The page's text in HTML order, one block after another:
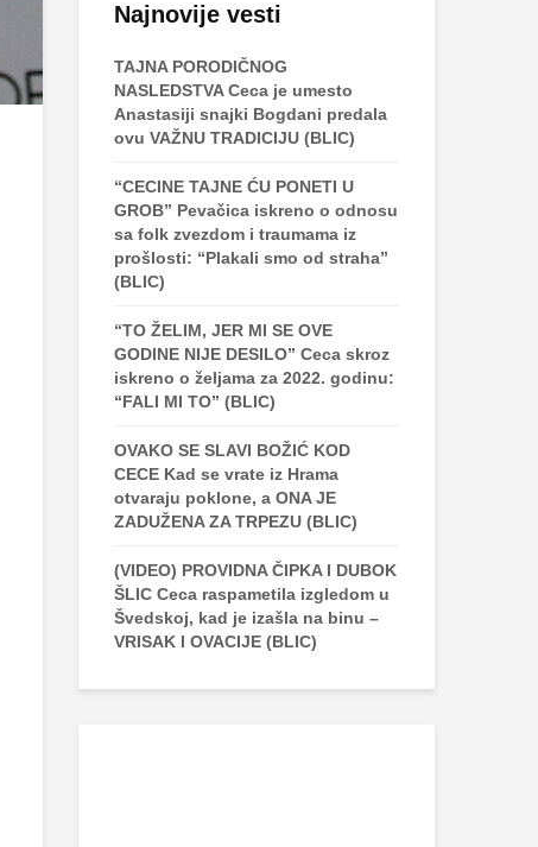
Najnovije vesti
TAJNA PORODIČNOG
NASLEDSTVA Ceca je umesto
Anastasiji snajki Bogdani predala
ovu VAŽNU TRADICIJU (BLIC)
“CECINE TAJNE ĆU PONETI U
GROB” Pevačica iskreno o odnosu
sa folk zvezdom i traumama iz
prošlosti: “Plakali smo od straha”
(BLIC)
“TO ŽELIM, JER MI SE OVE
GODINE NIJE DESILO” Ceca skroz
iskreno o željama za 2022. godinu:
“FALI MI TO” (BLIC)
OVAKO SE SLAVI BOŽIĆ KOD
CECE Kad se vrate iz Hrama
otvaraju poklone, a ONA JE
ZADUŽENA ZA TRPEZU (BLIC)
(VIDEO) PROVIDNA ČIPKA I DUBOK
ŠLIC Ceca raspametila izgledom u
Švedskoj, kad je izašla na binu –
VRISAK I OVACIJE (BLIC)